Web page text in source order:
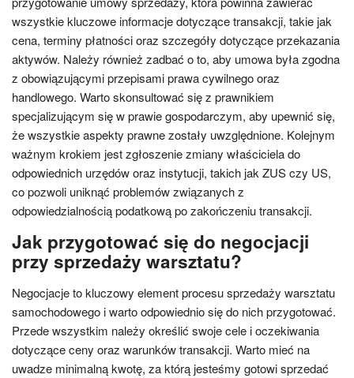
wszystkie kluczowe informacje dotyczące transakcji, takie jak
cena, terminy płatności oraz szczegóły dotyczące przekazania
aktywów. Należy również zadbać o to, aby umowa była zgodna
z obowiązującymi przepisami prawa cywilnego oraz
handlowego. Warto skonsultować się z prawnikiem
specjalizującym się w prawie gospodarczym, aby upewnić się,
że wszystkie aspekty prawne zostały uwzględnione. Kolejnym
ważnym krokiem jest zgłoszenie zmiany właściciela do
odpowiednich urzędów oraz instytucji, takich jak ZUS czy US,
co pozwoli uniknąć problemów związanych z
odpowiedzialnością podatkową po zakończeniu transakcji.
Jak przygotować się do negocjacji
przy sprzedaży warsztatu?
Negocjacje to kluczowy element procesu sprzedaży warsztatu
samochodowego i warto odpowiednio się do nich przygotować.
Przede wszystkim należy określić swoje cele i oczekiwania
dotyczące ceny oraz warunków transakcji. Warto mieć na
uwadze minimalną kwotę, za którą jesteśmy gotowi sprzedać